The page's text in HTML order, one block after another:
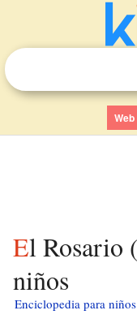
Web
El Rosario (Olancho) para
niños
Enciclopedia para niños